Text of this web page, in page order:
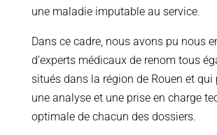
une maladie imputable au service.
Dans ce cadre, nous avons pu nous
d’experts médicaux de renom tous
situés dans la région de Rouen et qui
une analyse et une prise en charge
optimale de chacun des dossiers.